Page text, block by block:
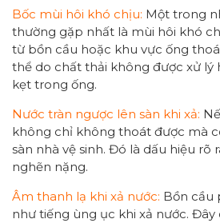
Bốc mùi hôi khó chịu: Một trong
thường gặp nhất là mùi hôi khó
từ bồn cầu hoặc khu vực ống
thể do chất thải không được xử lý
kẹt trong ống.
Nước tràn ngược lên sàn khi xả:
không chỉ không thoát được mà
sàn nhà vệ sinh. Đó là dấu hiệu rõ
nghẽn nặng.
Âm thanh lạ khi xả nước: Bồn cầu
như tiếng ùng ục khi xả nước.